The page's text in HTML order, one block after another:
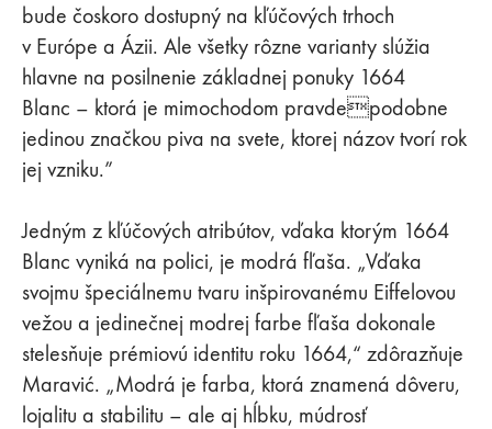
bude čoskoro dostupný na kľúčových trhoch
v Európe a Ázii. Ale všetky rôzne varianty slúžia
hlavne na posilnenie základnej ponuky 1664
Blanc – ktorá je mimochodom pravdepodobne
jedinou značkou piva na svete, ktorej názov tvorí rok
jej vzniku.”
Jedným z kľúčových atribútov, vďaka ktorým 1664
Blanc vyniká na polici, je modrá fľaša. „Vďaka
svojmu špeciálnemu tvaru inšpirovanému Eiffelovou
vežou a jedinečnej modrej farbe fľaša dokonale
stelesňuje prémiovú identitu roku 1664,“ zdôrazňuje
Maravić. „Modrá je farba, ktorá znamená dôveru,
lojalitu a stabilitu – ale aj hĺbku, múdrosť